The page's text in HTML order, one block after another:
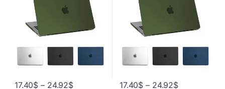
17.40$ – 24.92$ 17.40$ – 24.92$